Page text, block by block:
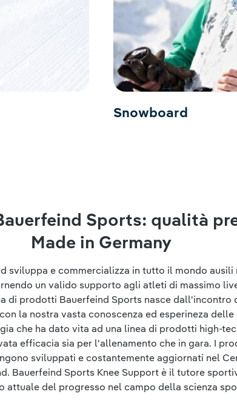
Snowboard
Sports: qualità
Made in Germany
sviluppa e commercializza in tutto il mondo ausili
un valido supporto agli atleti di massimo
di prodotti Bauerfeind Sports nasce dall'incontro
la nostra vasta conoscenza ed esperineza delle
che ha dato vita ad una linea di prodotti high-
efficacia sia per l'allenamento che in gara. I
sviluppati e costantemente aggiornati nel
Bauerfeind Sports Knee Support è il tutore
attuale del progresso nel campo della scienza